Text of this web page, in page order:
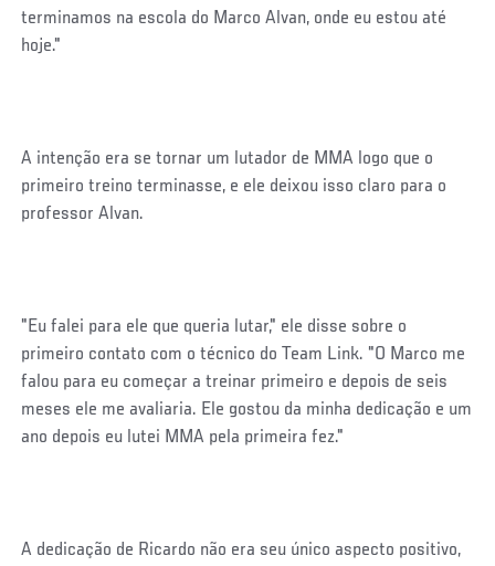
terminamos na escola do Marco Alvan, onde eu estou até
hoje."
A intenção era se tornar um lutador de MMA logo que o
primeiro treino terminasse, e ele deixou isso claro para o
professor Alvan.
"Eu falei para ele que queria lutar," ele disse sobre o
primeiro contato com o técnico do Team Link. "O Marco me
falou para eu começar a treinar primeiro e depois de seis
meses ele me avaliaria. Ele gostou da minha dedicação e um
ano depois eu lutei MMA pela primeira fez."
A dedicação de Ricardo não era seu único aspecto positivo,